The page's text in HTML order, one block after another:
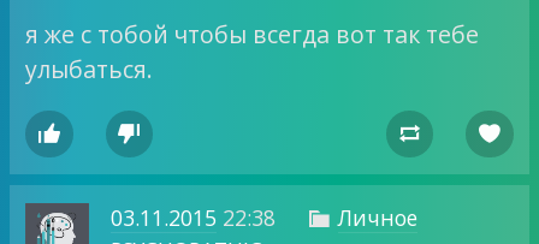
я же с тобой чтобы всегда вот так тебе
улыбаться.
   
03.11.2015 22:38  Личное